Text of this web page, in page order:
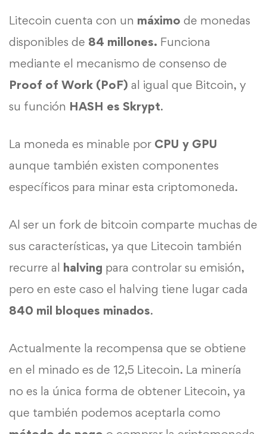
Litecoin cuenta con un máximo de monedas
disponibles de 84 millones. Funciona
mediante el mecanismo de consenso de
Proof of Work (PoF) al igual que Bitcoin, y
su función HASH es Skrypt.
La moneda es minable por CPU y GPU
aunque también existen componentes
específicos para minar esta criptomoneda.
Al ser un fork de bitcoin comparte muchas de
sus características, ya que Litecoin también
recurre al halving para controlar su emisión,
pero en este caso el halving tiene lugar cada
840 mil bloques minados.
Actualmente la recompensa que se obtiene
en el minado es de 12,5 Litecoin. La minería
no es la única forma de obtener Litecoin, ya
que también podemos aceptarla como